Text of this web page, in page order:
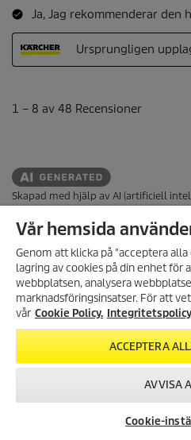
Skapad med hjälp av AI (artificiell
WEBBSHOP
BETALNINGSMETODER
KUNDTJÄNST
ALLMÄN INFORMATION
Vår hemsida
Genom att klicka på "acceptera
lagring av cookies på din enhet för
webbplatsen, analysera
marknadsföringsinsatser. För att
vår Cookie Policy.
ACCEPTERA
AVVISA
Cookie-